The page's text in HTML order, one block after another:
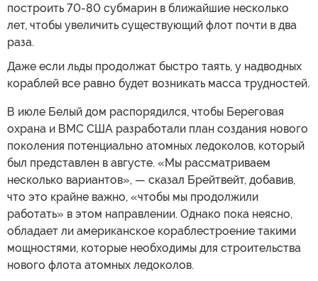
построить 70-80 субмарин в ближайшие несколько
лет, чтобы увеличить существующий флот почти в два
раза.
Даже если льды продолжат быстро таять, у надводных
кораблей все равно будет возникать масса трудностей.
В июле Белый дом распорядился, чтобы Береговая
охрана и ВМС США разработали план создания нового
поколения потенциально атомных ледоколов, который
был представлен в августе. «Мы рассматриваем
несколько вариантов», — сказал Брейтвейт, добавив,
что это крайне важно, «чтобы мы продолжили
работать» в этом направлении. Однако пока неясно,
обладает ли американское кораблестроение такими
мощностями, которые необходимы для строительства
нового флота атомных ледоколов.